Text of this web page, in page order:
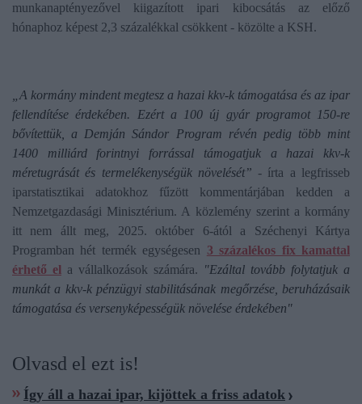
munkanaptényezővel kiigazított ipari kibocsátás az előző
hónaphoz képest 2,3 százalékkal csökkent - közölte a KSH.
„A kormány mindent megtesz a hazai kkv-k támogatása és az ipar
fellendítése érdekében. Ezért a 100 új gyár programot 150-re
bővítettük, a Demján Sándor Program révén pedig több mint
1400 milliárd forintnyi forrással támogatjuk a hazai kkv-k
méretugrását és termelékenységük növelését” - írta a legfrisseb
iparstatisztikai adatokhoz fűzött kommentárjában kedden a
Nemzetgazdasági Minisztérium. A közlemény szerint a kormány
itt nem állt meg, 2025. október 6-ától a Széchenyi Kártya
Programban hét termék egységesen 3 százalékos fix kamattal
érhető el a vállalkozások számára. "Ezáltal tovább folytatjuk a
munkát a kkv-k pénzügyi stabilitásának megőrzése, beruházásaik
támogatása és versenyképességük növelése érdekében"
Olvasd el ezt is!
Így áll a hazai ipar, kijöttek a friss adatok